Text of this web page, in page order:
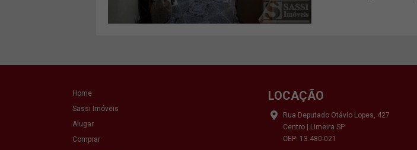
Home
Sassi Imóveis
Alugar
Comprar
LOCAÇÃO
Rua Deputado Otávio Lopes, 427
Centro | Limeira SP
CEP: 13.480-021